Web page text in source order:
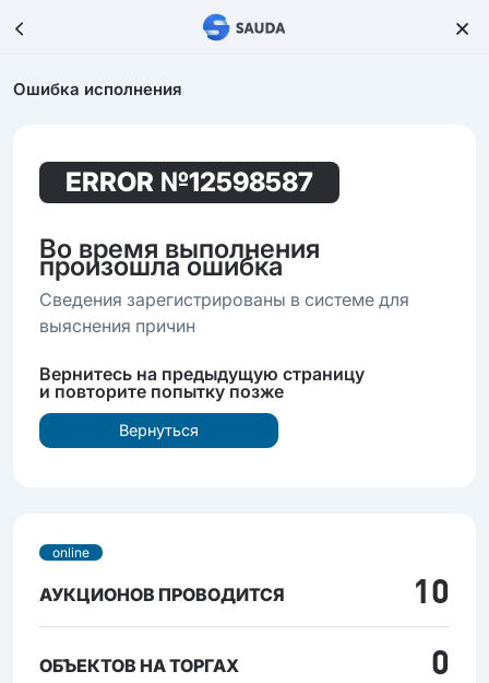
Ошибка исполнения
ERROR №12598587
Во время выполнения
произошла ошибка
Сведения зарегистрированы в системе для
выяснения причин
Вернитесь на предыдущую страницу
и повторите попытку позже
Вернуться
online
АУКЦИОНОВ ПРОВОДИТСЯ 10
ОБЪЕКТОВ НА ТОРГАХ 0